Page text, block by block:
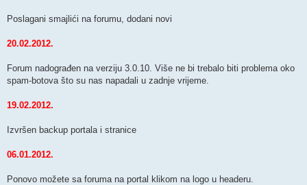
Poslagani smajlići na forumu, dodani novi
20.02.2012.
Forum nadograđen na verziju 3.0.10. Više ne bi trebalo biti problema oko
spam-botova što su nas napadali u zadnje vrijeme.
19.02.2012.
Izvršen backup portala i stranice
06.01.2012.
Ponovo možete sa foruma na portal klikom na logo u headeru.